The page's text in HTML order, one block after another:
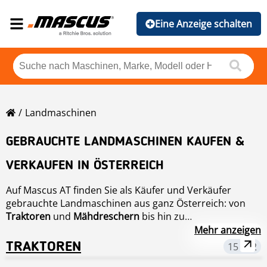
Eine Anzeige schalten
Landmaschinen
GEBRAUCHTE LANDMASCHINEN KAUFEN &
VERKAUFEN IN ÖSTERREICH
Auf Mascus AT finden Sie als Käufer und Verkäufer
gebrauchte Landmaschinen aus ganz Österreich: von
Traktoren und Mähdreschern bis hin zu
Bodenbearbeitungsmaschinenund
landwirtschaftlichen Anhängern
. Mit über 75.000
Inseraten aus ganz Europa ist Mascus AT eine der
Grünlandtechnik & mehr
Landtechnik für jeden Betrieb: vom
Mehr anzeigen
TRAKTOREN 15 992